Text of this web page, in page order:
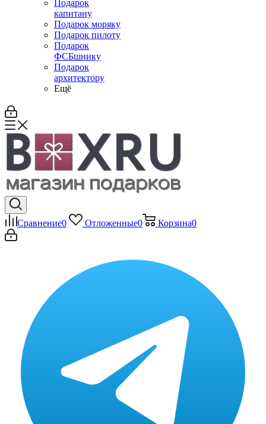
Подарок
капитану
Подарок моряку
Подарок пилоту
Подарок
ФСБшнику
Подарок
архитектору
Ещё
Сравнение0 Отложенные0 Корзина0